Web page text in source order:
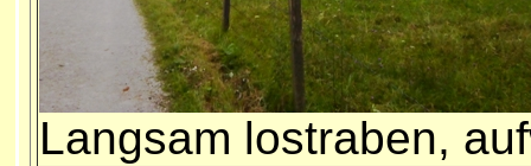
Langsam lostraben,